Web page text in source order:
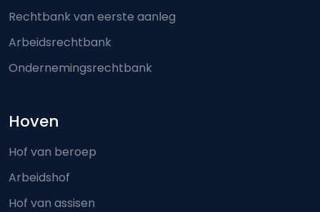
Rechtbank van eerste aanleg
Arbeidsrechtbank
Ondernemingsrechtbank
Hoven
Hof van beroep
Arbeidshof
Hof van assisen